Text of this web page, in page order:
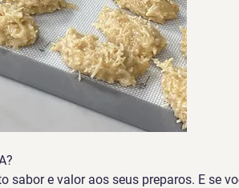
e valor aos seus preparos. E se